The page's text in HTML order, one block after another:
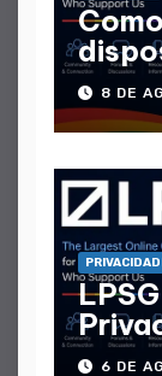
Guia
8 DE
Que
6 DE